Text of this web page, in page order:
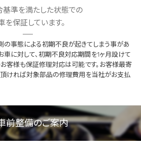
準を満たした状態での
を保証しています。
の事態による初期不良が起きてしまう事があ
車に対して、初期不良対応期間を1ヶ月設けて
客様も保証修理対応は可能です。お客様最寄
ければ対象部品の修理費用を当社がお支払
前整備のご案内